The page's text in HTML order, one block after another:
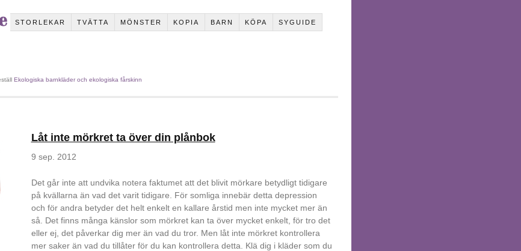
STORLEKAR TVÄTTA MÖNSTER KOPIA BARN KÖPA SYGUIDE
Ekologiska barnkläder och ekologiska fårskinn
Låt inte mörkret ta över din plånbok
9 sep. 2012
Det går inte att undvika notera faktumet att det blivit mörkare betydligt tidigare
på kvällarna än vad det varit tidigare. För somliga innebär detta depression
och för andra betyder det helt enkelt en kallare årstid men inte mycket mer än
så. Det finns många känslor som mörkret kan ta över mycket enkelt, för tro det
eller ej, det påverkar dig mer än vad du tror. Men låt inte mörkret kontrollera
mer saker än vad du tillåter för du kan kontrollera detta. Klä dig i kläder som du